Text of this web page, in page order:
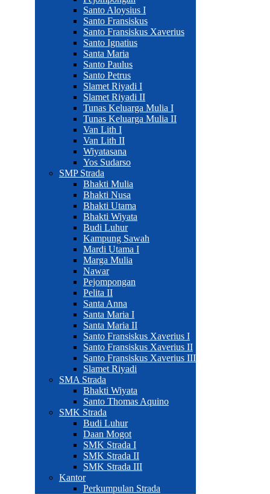
Santo Aloysius I
Santo Fransiskus
Santo Fransiskus Xaverius
Santo Ignatius
Santa Maria
Santo Paulus
Santo Petrus
Slamet Riyadi I
Slamet Riyadi II
Tunas Keluarga Mulia I
Tunas Keluarga Mulia II
Van Lith I
Van Lith II
Wiyatasana
Yos Sudarso
SMP Strada
Bhakti Mulia
Bhakti Nusa
Bhakti Utama
Bhakti Wiyata
Budi Luhur
Kampung Sawah
Mardi Utama I
Marga Mulia
Nawar
Pejompongan
Pelita II
Santa Anna
Santa Maria I
Santa Maria II
Santo Fransiskus Xaverius I
Santo Fransiskus Xaverius II
Santo Fransiskus Xaverius III
Slamet Riyadi
SMA Strada
Bhakti Wiyata
Santo Thomas Aquino
SMK Strada
Budi Luhur
Daan Mogot
SMK Strada I
SMK Strada II
SMK Strada III
Kantor
Perkumpulan Strada